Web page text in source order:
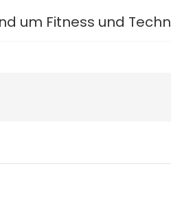
um Fitness und